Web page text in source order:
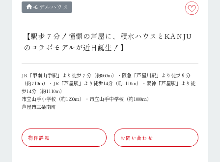
home モデルハウス
【駅歩７分！憧憬の芦屋に、積水ハウスとKANJU
のコラボモデルが近日誕生！】
JR「甲南山手駅」より徒歩７分（約560m）・阪急「芦屋川駅」より徒歩９分
（約710m）・JR「芦屋駅」より徒歩14分（約1110m）・阪神「芦屋駅」より徒
歩14分（約1110m）
市立山手小学校（約1200ｍ）・市立山手中学校（約1000ｍ）
芦屋市三条南町
物件詳細 お問い合わせ